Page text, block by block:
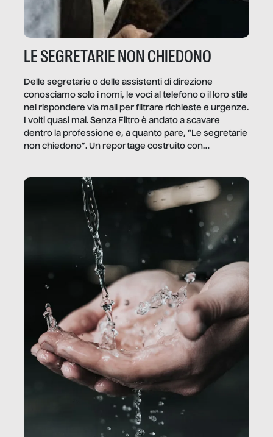
LE SEGRETARIE NON CHIEDONO
Delle segretarie o delle assistenti di direzione
conosciamo solo i nomi, le voci al telefono o il loro stile
nel rispondere via mail per filtrare richieste e urgenze.
I volti quasi mai. Senza Filtro è andato a scavare
dentro la professione e, a quanto pare, “Le segretarie
non chiedono”. Un reportage costruito con